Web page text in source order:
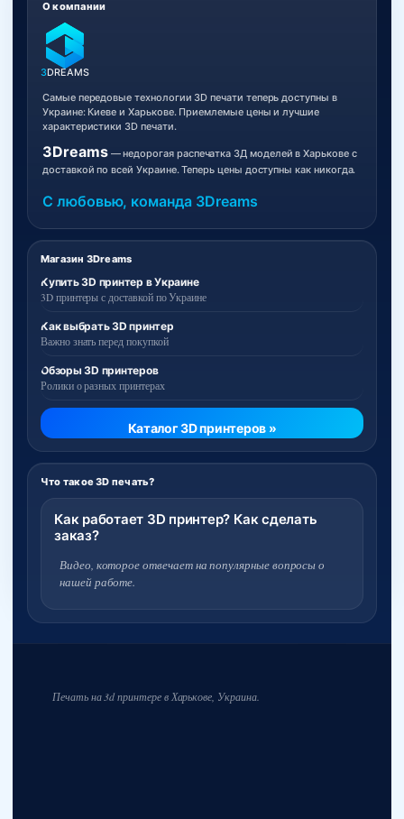
Магазин 3Dreams
Купить 3D принтер в Украине
3D принтеры с доставкой по Украине
Как выбрать 3D принтер
Важно знать перед покупкой
Обзоры 3D принтеров
Ролики о разных принтерах
Каталог 3D принтеров »
Что такое 3D печать?
Как работает 3D принтер? Как сделать
заказ?
Видео, которое отвечает на популярные вопросы о
нашей работе.
О компании
3DREAMS
Самые передовые технологии 3D печати теперь доступны в
Украине: Киеве и Харькове. Приемлемые цены и лучшие
характеристики 3D печати.
3Dreams— недорогая распечатка 3Д моделей в Харькове с
доставкой по всей Украине. Теперь цены доступны как никогда.
С любовью, команда 3Dreams
Печать на 3d принтере в Харькове, Украина.